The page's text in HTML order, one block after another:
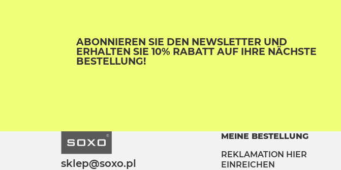
ABONNIEREN SIE DEN NEWSLETTER UND
ERHALTEN SIE 10% RABATT AUF IHRE NÄCHSTE
BESTELLUNG!
sklep@soxo.pl
MEINE BESTELLUNG
REKLAMATION HIER
EINREICHEN